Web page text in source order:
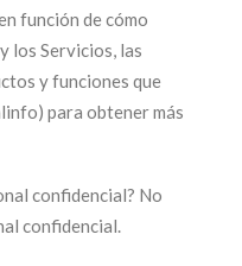
función de cómo
los Servicios, las
y funciones que
para obtener más
confidencial? No
confidencial.